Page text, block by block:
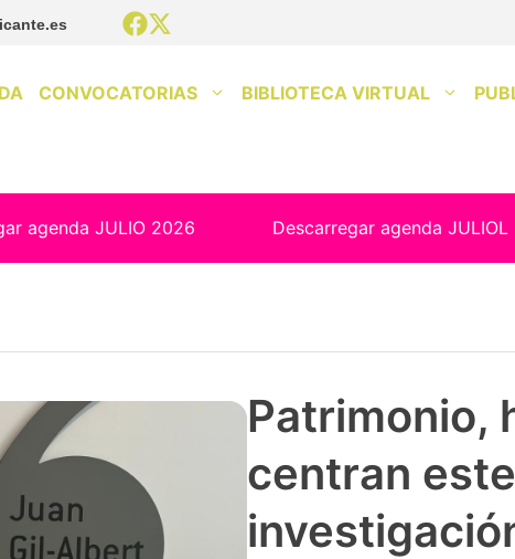
CONVOCATORIAS BIBLIOTECA VIRTUAL
agenda JULIO 2026 Descarregar agenda JULIOL
Patrimonio,
centran